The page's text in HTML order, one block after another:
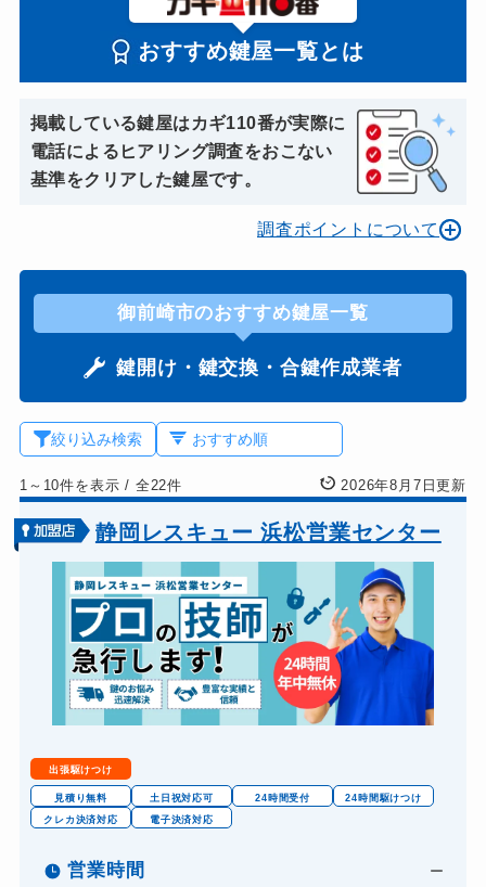
おすすめ鍵屋一覧とは
掲載している鍵屋はカギ110番が実際に
電話によるヒアリング調査をおこない
基準をクリアした鍵屋です。
調査ポイントについて
御前崎市のおすすめ鍵屋一覧
鍵開け・鍵交換・合鍵作成業者
絞り込み検索
1～10件を表示/ 全22件 2026年8月7日更新
静岡レスキュー 浜松営業センター
出張駆けつけ
見積り無料 土日祝対応可 24時間受付
24時間駆けつけ
クレカ決済対応
電子決済対応
営業時間 ー